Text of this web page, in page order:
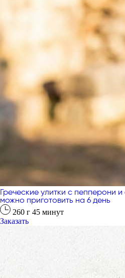
Греческие улитки с пепперони
можно приготовить на 6 день
260 г 45 минут
Заказать